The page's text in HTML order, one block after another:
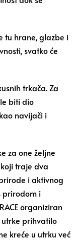
tu hrane, glazbe i
svatko će
trkača. Za
biti dio
navijači i
za one željne
traje dva
i aktivnog
prirodom i
organiziran
utrke prihvatilo
kreće u utrku već